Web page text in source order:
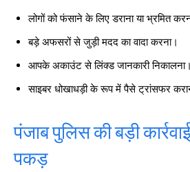
लोगों को फंसाने के लिए डराना या भ्रमित
बड़े अफसरों से जुड़ी मदद का वादा करना।
आपके अकाउंट से लिंक्ड जानकारी निकालना।
साइबर धोखाधड़ी के रूप में पैसे ट्रांसफर
पंजाब पुलिस की बड़ी
पकड़